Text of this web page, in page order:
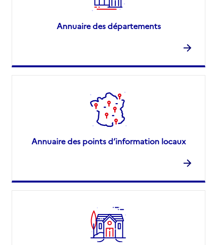
Annuaire des départements
Annuaire des points d’information locaux